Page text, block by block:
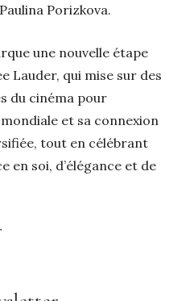
Porizkova.
une nouvelle étape
Lauder, qui mise sur des
du cinéma pour
et sa connexion
tout en célébrant
en soi, d’élégance et de